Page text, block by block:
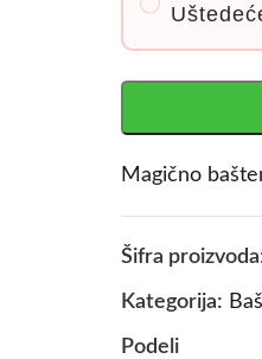
Magično
Šifra
Kategorija:
Podeli